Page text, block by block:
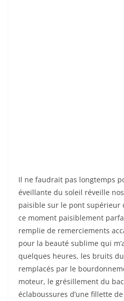
Il ne faudrait pas longtemps
éveillante du soleil réveille
paisible sur le pont supérieur
ce moment paisiblement
remplie de remerciements
pour la beauté sublime qui
quelques heures, les bruits
remplacés par le
moteur, le grésillement du
éclaboussures d’une fillette